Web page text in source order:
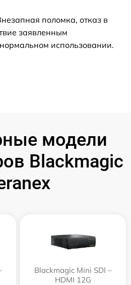
поломка, отказ в
заявленным
использовании.
модели
Blackmagic
Blackmagic Mini SDI –
HDMI 12G